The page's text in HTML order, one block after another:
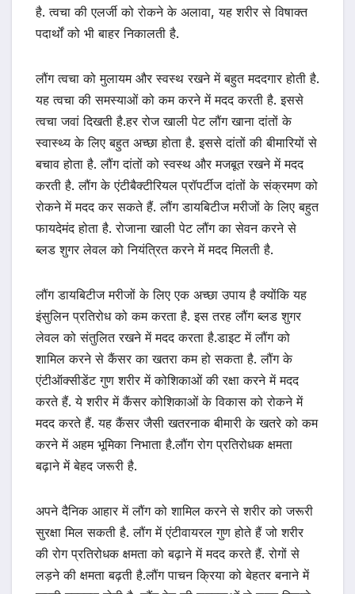
है. त्वचा की एलर्जी को रोकने के अलावा, यह शरीर से विषाक्त
पदार्थों को भी बाहर निकालती है.
लौंग त्वचा को मुलायम और स्वस्थ रखने में बहुत मददगार होती है.
यह त्वचा की समस्याओं को कम करने में मदद करती है. इससे
त्वचा जवां दिखती है.हर रोज खाली पेट लौंग खाना दांतों के
स्वास्थ्य के लिए बहुत अच्छा होता है. इससे दांतों की बीमारियों से
बचाव होता है. लौंग दांतों को स्वस्थ और मजबूत रखने में मदद
करती है. लौंग के एंटीबैक्टीरियल प्रॉपर्टीज दांतों के संक्रमण को
रोकने में मदद कर सकते हैं. लौंग डायबिटीज मरीजों के लिए बहुत
फायदेमंद होता है. रोजाना खाली पेट लौंग का सेवन करने से
ब्लड शुगर लेवल को नियंत्रित करने में मदद मिलती है.
लौंग डायबिटीज मरीजों के लिए एक अच्छा उपाय है क्योंकि यह
इंसुलिन प्रतिरोध को कम करता है. इस तरह लौंग ब्लड शुगर
लेवल को संतुलित रखने में मदद करता है.डाइट में लौंग को
शामिल करने से कैंसर का खतरा कम हो सकता है. लौंग के
एंटीऑक्सीडेंट गुण शरीर में कोशिकाओं की रक्षा करने में मदद
करते हैं. ये शरीर में कैंसर कोशिकाओं के विकास को रोकने में
मदद करते हैं. यह कैंसर जैसी खतरनाक बीमारी के खतरे को कम
करने में अहम भूमिका निभाता है.लौंग रोग प्रतिरोधक क्षमता
बढ़ाने में बेहद जरूरी है.
अपने दैनिक आहार में लौंग को शामिल करने से शरीर को जरूरी
सुरक्षा मिल सकती है. लौंग में एंटीवायरल गुण होते हैं जो शरीर
की रोग प्रतिरोधक क्षमता को बढ़ाने में मदद करते हैं. रोगों से
लड़ने की क्षमता बढ़ती है.लौंग पाचन क्रिया को बेहतर बनाने में